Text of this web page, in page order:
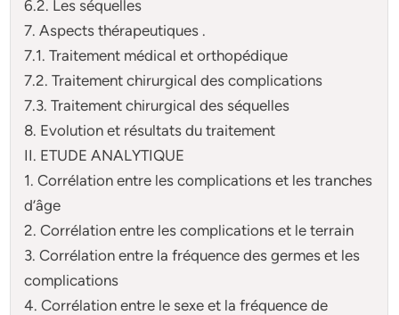
6.2. Les séquelles
7. Aspects thérapeutiques .
7.1. Traitement médical et orthopédique
7.2. Traitement chirurgical des complications
7.3. Traitement chirurgical des séquelles
8. Evolution et résultats du traitement
II. ETUDE ANALYTIQUE
1. Corrélation entre les complications et les tranches
d’âge
2. Corrélation entre les complications et le terrain
3. Corrélation entre la fréquence des germes et les
complications
4. Corrélation entre le sexe et la fréquence de